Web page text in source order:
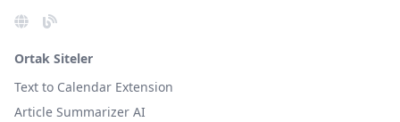
Ortak Siteler
Text to Calendar Extension
Article Summarizer AI